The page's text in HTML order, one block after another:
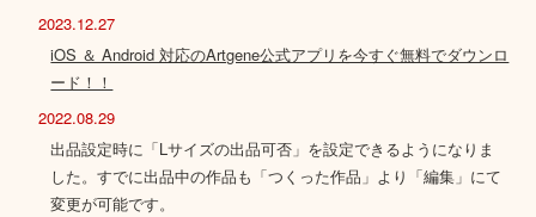
2023.12.27
iOS ＆ Android 対応のArtgene公式アプリを今すぐ無料でダウンロ
ード！！
2022.08.29
出品設定時に「Lサイズの出品可否」を設定できるようになりま
した。すでに出品中の作品も「つくった作品」より「編集」にて
変更が可能です。